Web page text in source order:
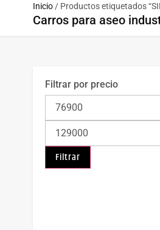
Inicio/ Productos etiquetados
Carros para aseo
Filtrar por precio
Filtrar